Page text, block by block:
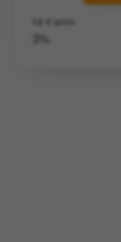
há 4 anos